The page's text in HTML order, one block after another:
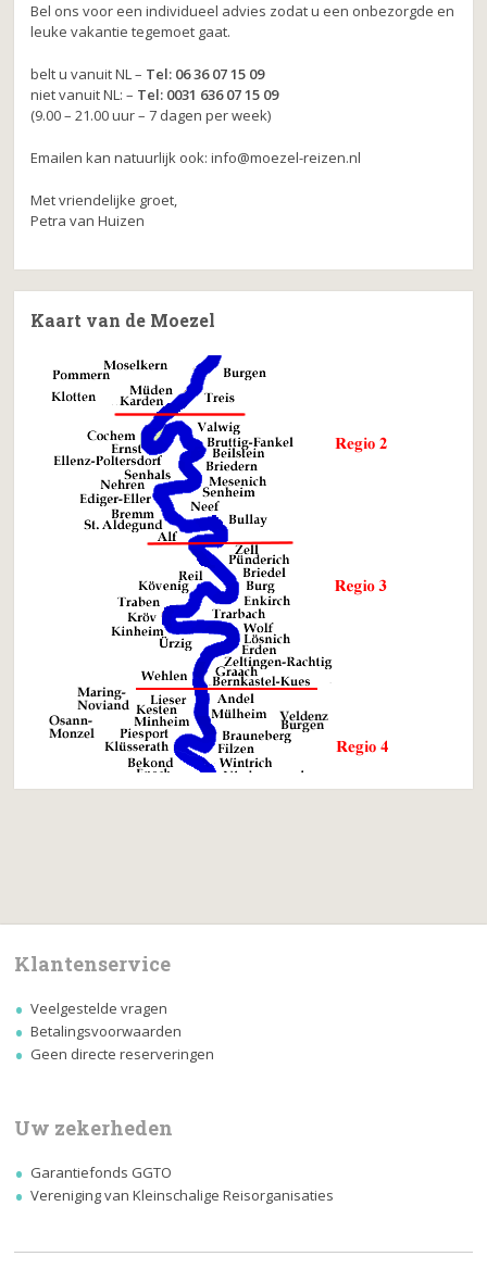
Bel ons voor een individueel advies zodat u een onbezorgde en
leuke vakantie tegemoet gaat.
belt u vanuit NL – Tel: 06 36 07 15 09
niet vanuit NL: – Tel: 0031 636 07 15 09
(9.00 – 21.00 uur – 7 dagen per week)
Emailen kan natuurlijk ook: info@moezel-reizen.nl
Met vriendelijke groet,
Petra van Huizen
Kaart van de Moezel
Klantenservice
Veelgestelde vragen
Betalingsvoorwaarden
Geen directe reserveringen
Uw zekerheden
Garantiefonds GGTO
Vereniging van Kleinschalige Reisorganisaties